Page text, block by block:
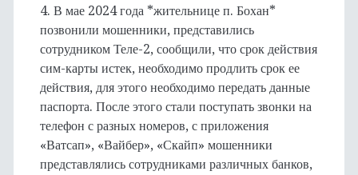
4. В мае 2024 года *жительнице п. Бохан*
позвонили мошенники, представились
сотрудником Теле-2, сообщили, что срок действия
сим-карты истек, необходимо продлить срок ее
действия, для этого необходимо передать данные
паспорта. После этого стали поступать звонки на
телефон с разных номеров, с приложения
«Ватсап», «Вайбер», «Скайп» мошенники
представлялись сотрудниками различных банков,